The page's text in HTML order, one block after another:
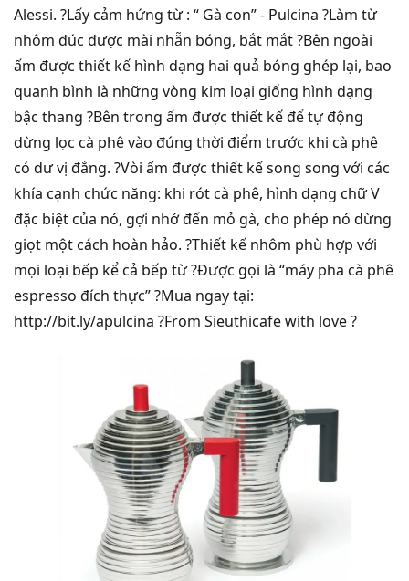
Alessi. ?Lấy cảm hứng từ : “ Gà con” - Pulcina ?Làm từ
nhôm đúc được mài nhẵn bóng, bắt mắt ?Bên ngoài
ấm được thiết kế hình dạng hai quả bóng ghép lại, bao
quanh bình là những vòng kim loại giống hình dạng
bậc thang ?Bên trong ấm được thiết kế để tự động
dừng lọc cà phê vào đúng thời điểm trước khi cà phê
có dư vị đắng. ?Vòi ấm được thiết kế song song với các
khía cạnh chức năng: khi rót cà phê, hình dạng chữ V
đặc biệt của nó, gợi nhớ đến mỏ gà, cho phép nó dừng
giọt một cách hoàn hảo. ?Thiết kế nhôm phù hợp với
mọi loại bếp kể cả bếp từ ?Được gọi là “máy pha cà phê
espresso đích thực” ?Mua ngay tại:
http://bit.ly/apulcina ?From Sieuthicafe with love ?